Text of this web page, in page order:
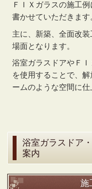
ＦＩＸガラスの施工例
書かせていただきます
主に、新築、全面改
場面となります。
浴室ガラスドアやＦＩ
を使用することで、
ームのような空間に仕
浴室ガラスドア
案内
施